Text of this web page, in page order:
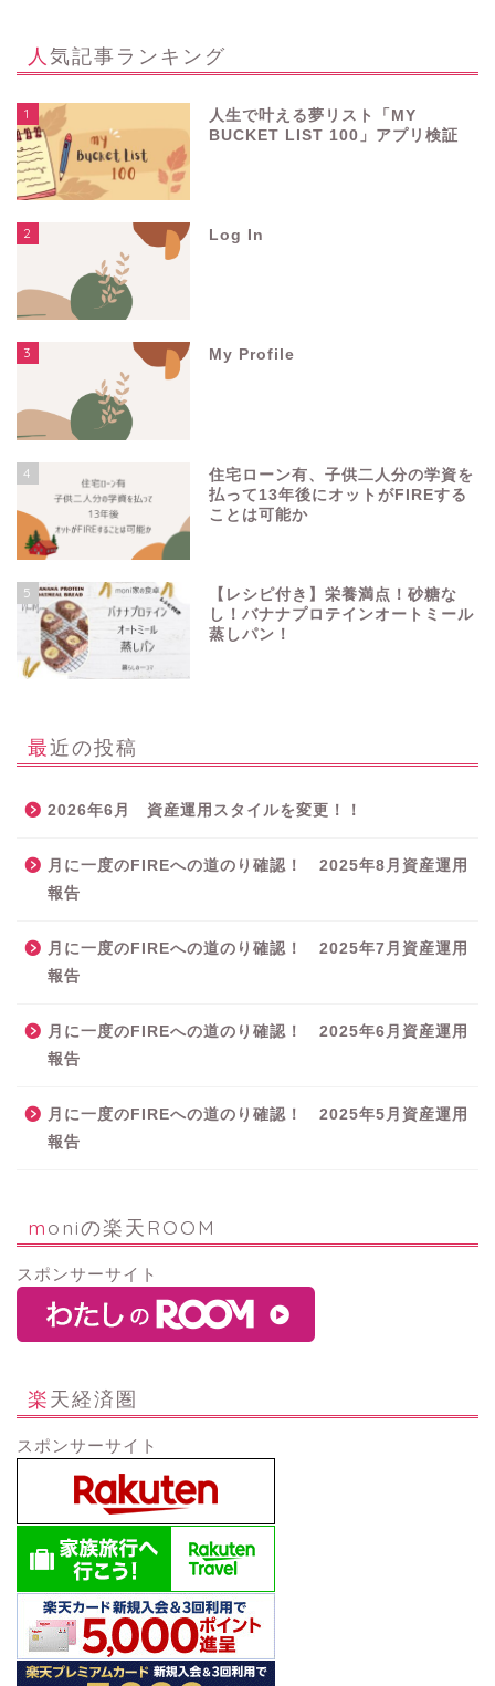
人気記事ランキング
1
人生で叶える夢リスト「MY
BUCKET LIST 100」アプリ検証
2 Log In
3 My Profile
4
住宅ローン有、子供二人分の学資を
払って13年後にオットがFIREする
ことは可能か
5
【レシピ付き】栄養満点！砂糖な
し！バナナプロテインオートミール
蒸しパン！
最近の投稿
2026年6月 資産運用スタイルを変更！！
月に一度のFIREへの道のり確認！ 2025年8月資産運用
報告
月に一度のFIREへの道のり確認！ 2025年7月資産運用
報告
月に一度のFIREへの道のり確認！ 2025年6月資産運用
報告
月に一度のFIREへの道のり確認！ 2025年5月資産運用
報告
moniの楽天ROOM
スポンサーサイト
楽天経済圏
スポンサーサイト